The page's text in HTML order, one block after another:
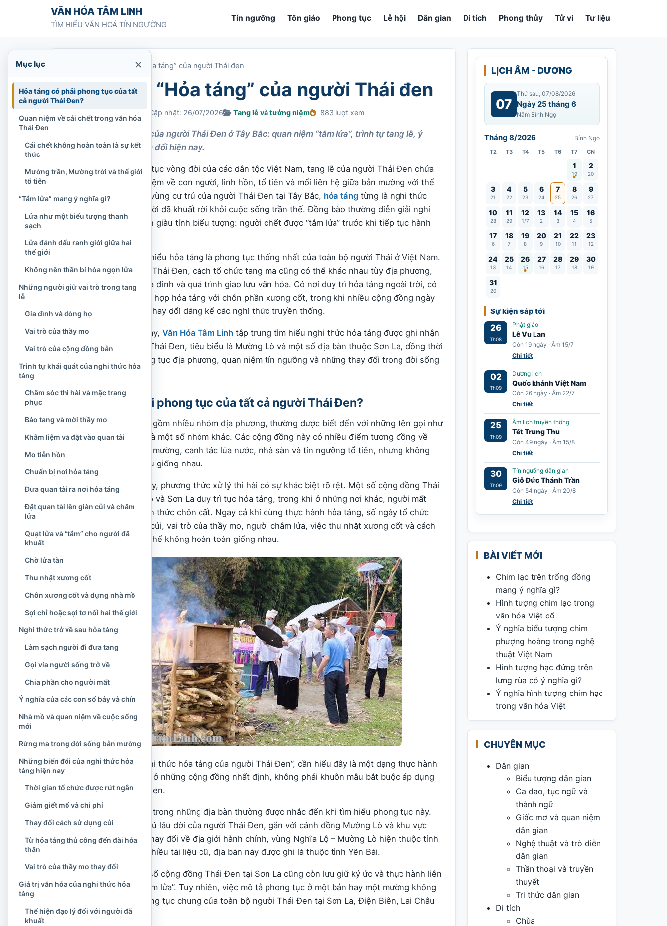
Chuyển tới nội dungVĂN HÓA TÂM LINH
TÌM HIỂU VĂN HOÁ TÍN NGƯỠNG
Tín ngưỡng Tôn giáo Phong tục Lễ hội Dân gian Di tích Phong thủy Tử vi Tư liệu
Nghi thức “Hỏa táng” của người Thái đen
Nghi thức “Hỏa táng” của người Thái đen
Cập nhật: 26/07/2026 Tang lễ và tưởng niệm 883 lượt xem
Nghi thức hỏa táng của người Thái Đen ở Tây Bắc: quan niệm “tắm lửa”, trình tự tang lễ, ý
nghĩa và những biến đổi hiện nay.
Trong kho tàng phong tục vòng đời của các dân tộc Việt Nam, tang lễ của người Thái Đen chứa
đựng nhiều lớp quan niệm về con người, linh hồn, tổ tiên và mối liên hệ giữa bản mường với thế
giới vô hình. Ở một số vùng cư trú của người Thái Đen tại Tây Bắc, hỏa táng từng là nghi thức
quan trọng để tiễn người đã khuất rời khỏi cuộc sống trần thế. Đồng bào thường diễn giải nghi
thức này bằng hình ảnh giàu tính biểu tượng: người chết được “tắm lửa” trước khi tiếp tục hành
Tuy nhiên, không nên hiểu hỏa táng là phong tục thống nhất của toàn bộ người Thái ở Việt Nam.
Ngay trong cộng đồng Thái Đen, cách tổ chức tang ma cũng có thể khác nhau tùy địa phương,
dòng họ, hoàn cảnh gia đình và quá trình giao lưu văn hóa. Có nơi duy trì hỏa táng ngoài trời, có
nơi địa táng, có nơi kết hợp hỏa táng với chôn phần xương cốt, trong khi nhiều cộng đồng ngày
nay đã giản lược hoặc thay đổi đáng kể các nghi thức truyền thống.
Vì vậy, trong bài viết này, Văn Hóa Tâm Linh tập trung tìm hiểu nghi thức hỏa táng được ghi nhận
tại một số vùng người Thái Đen, tiêu biểu là Mường Lò và một số địa bàn thuộc Sơn La, đồng thời
phân biệt rõ giữa phong tục địa phương, quan niệm tín ngưỡng và những thay đổi trong đời sống
đương đại.
Hỏa táng có phải phong tục của tất cả người Thái Đen?
Người Thái ở Việt Nam gồm nhiều nhóm địa phương, thường được biết đến với những tên gọi như
Thái Đen, Thái Trắng và một số nhóm khác. Các cộng đồng này có nhiều điểm tương đồng về
ngôn ngữ, tổ chức bản mường, canh tác lúa nước, nhà sàn và tín ngưỡng tổ tiên, nhưng không
phải mọi phong tục đều giống nhau.
Trong tang ma cũng vậy, phương thức xử lý thi hài có sự khác biệt rõ rệt. Một số cộng đồng Thái
Đen tại vùng Mường Lò và Sơn La duy trì tục hỏa táng, trong khi ở những nơi khác, người mất
được an táng bằng hình thức chôn cất. Ngay cả khi cùng thực hành hỏa táng, số ngày tổ chức
tang lễ, cách xếp giàn củi, vai trò của thầy mo, người châm lửa, việc thu nhặt xương cốt và cách
dựng nhà mồ cũng có thể không hoàn toàn giống nhau.
Do đó, khi nói đến “nghi thức hỏa táng của người Thái Đen”, cần hiểu đây là một dạng thực hành
văn hóa được ghi nhận ở những cộng đồng nhất định, không phải khuôn mẫu bắt buộc áp dụng
cho tất cả người Thái Đen.
Vùng Mường Lò là một trong những địa bàn thường được nhắc đến khi tìm hiểu phong tục này.
Đây là không gian cư trú lâu đời của người Thái Đen, gắn với cánh đồng Mường Lò và khu vực
Nghĩa Lộ. Sau những thay đổi về địa giới hành chính, vùng Nghĩa Lộ – Mường Lò hiện thuộc tỉnh
Lào Cai, nhưng trong nhiều tài liệu cũ, địa bàn này được ghi là thuộc tỉnh Yên Bái.
Ngoài Mường Lò, một số cộng đồng Thái Đen tại Sơn La cũng còn lưu giữ ký ức và thực hành liên
quan đến nghi thức “tắm lửa”. Tuy nhiên, việc mô tả phong tục ở một bản hay một mường không
nên tự động coi là phong tục chung của toàn bộ người Thái Đen tại Sơn La, Điện Biên, Lai Châu
hay các tỉnh khác.
LỊCH ÂM - DƯƠNG
07
Thứ sáu, 07/08/2026
Ngày 25 tháng 6
Năm Bính Ngọ
Tháng 8/2026 Bính Ngọ
T2 T3 T4 T5 T6 T7 CN
1
19
Vía Quán Thế Âm thành đạo
2
20
3
21
4
22
5
23
6
24
7
25
8
26
9
27
10
28
11
29
12
1/7
13
2
14
3
15
4
16
5
17
6
18
7
19
8
20
9
21
10
22
11
23
12
24
13
25
14
26
15
Lễ Vu Lan
27
16
28
17
29
18
30
19
31
20
Sự kiện sắp tới
26
Th08
Phật giáo
Lễ Vu Lan
Còn 19 ngày · Âm 15/7
Chi tiết
02
Th09
Dương lịch
Quốc khánh Việt Nam
Còn 26 ngày · Âm 22/7
Chi tiết
25
Th09
Âm lịch truyền thống
Tết Trung Thu
Còn 49 ngày · Âm 15/8
Chi tiết
30
Th09
Tín ngưỡng dân gian
Giỗ Đức Thánh Trần
Còn 54 ngày · Âm 20/8
Chi tiết
BÀI VIẾT MỚI
Chim lạc trên trống đồng
mang ý nghĩa gì?
Hình tượng chim lạc trong
văn hóa Việt cổ
Ý nghĩa biểu tượng chim
phượng hoàng trong nghệ
thuật Việt Nam
Hình tượng hạc đứng trên
lưng rùa có ý nghĩa gì?
Ý nghĩa hình tượng chim hạc
trong văn hóa Việt
CHUYÊN MỤC
Dân gian
Biểu tượng dân gian
Ca dao, tục ngữ và
thành ngữ
Giấc mơ và quan niệm
dân gian
Nghệ thuật và trò diễn
dân gian
Thần thoại và truyền
thuyết
Tri thức dân gian
Di tích
Chùa
Mục lục ×
Hỏa táng có phải phong tục của tất
cả người Thái Đen?
Quan niệm về cái chết trong văn hóa
Thái Đen
Cái chết không hoàn toàn là sự kết
thúc
Mường trần, Mường trời và thế giới
tổ tiên
“Tắm lửa” mang ý nghĩa gì?
Lửa như một biểu tượng thanh
sạch
Lửa đánh dấu ranh giới giữa hai
thế giới
Không nên thần bí hóa ngọn lửa
Những người giữ vai trò trong tang
lễ
Gia đình và dòng họ
Vai trò của thầy mo
Vai trò của cộng đồng bản
Trình tự khái quát của nghi thức hỏa
táng
Chăm sóc thi hài và mặc trang
phục
Báo tang và mời thầy mo
Khâm liệm và đặt vào quan tài
Mo tiễn hồn
Chuẩn bị nơi hỏa táng
Đưa quan tài ra nơi hỏa táng
Đặt quan tài lên giàn củi và châm
lửa
Quạt lửa và “tắm” cho người đã
khuất
Chờ lửa tàn
Thu nhặt xương cốt
Chôn xương cốt và dựng nhà mồ
Sợi chỉ hoặc sợi tơ nối hai thế giới
Nghi thức trở về sau hỏa táng
Làm sạch người đi đưa tang
Gọi vía người sống trở về
Chia phần cho người mất
Ý nghĩa của các con số bảy và chín
Nhà mồ và quan niệm về cuộc sống
mới
Rừng ma trong đời sống bản mường
Những biến đổi của nghi thức hỏa
táng hiện nay
Thời gian tổ chức được rút ngắn
Giảm giết mổ và chi phí
Thay đổi cách sử dụng củi
Từ hỏa táng thủ công đến đài hóa
thân
Vai trò của thầy mo thay đổi
Giá trị văn hóa của nghi thức hỏa
táng
Thể hiện đạo lý đối với người đã
khuất